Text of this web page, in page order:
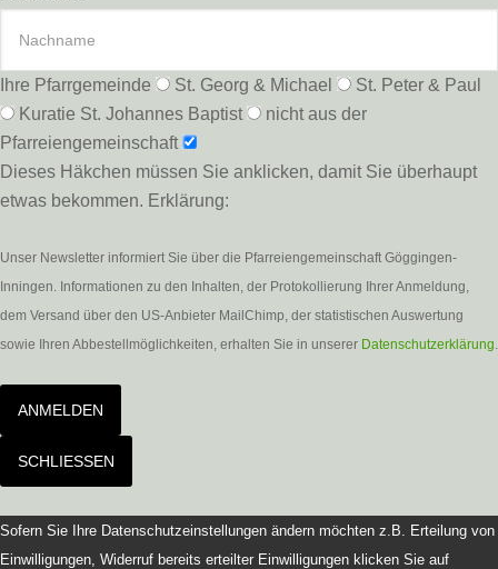
Ihre Pfarrgemeinde St. Georg & Michael
St. Peter & Paul
Kuratie St. Johannes Baptist
nicht aus der
Pfarreiengemeinschaft
Dieses Häkchen müssen Sie anklicken, damit Sie überhaupt
etwas bekommen. Erklärung:
Unser Newsletter informiert Sie über die Pfarreiengemeinschaft Göggingen-
Inningen. Informationen zu den Inhalten, der Protokollierung Ihrer Anmeldung,
dem Versand über den US-Anbieter MailChimp, der statistischen Auswertung
sowie Ihren Abbestellmöglichkeiten, erhalten Sie in unserer Datenschutzerklärung.
ANMELDEN
SCHLIESSEN
Sofern Sie Ihre Datenschutzeinstellungen ändern möchten z.B. Erteilung von
Einwilligungen, Widerruf bereits erteilter Einwilligungen klicken Sie auf